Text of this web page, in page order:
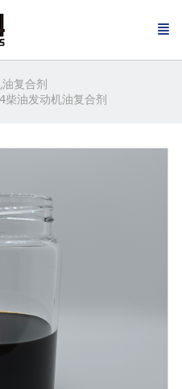
复合剂
油发动机油复合剂